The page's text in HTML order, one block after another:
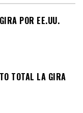
POR EE.UU.
TOTAL LA GIRA